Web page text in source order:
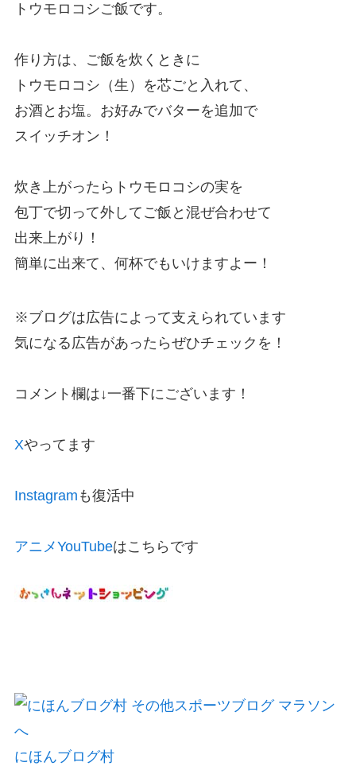
トウモロコシご飯です。
作り方は、ご飯を炊くときに
トウモロコシ（生）を芯ごと入れて、
お酒とお塩。お好みでバターを追加で
スイッチオン！
炊き上がったらトウモロコシの実を
包丁で切って外してご飯と混ぜ合わせて
出来上がり！
簡単に出来て、何杯でもいけますよー！
※ブログは広告によって支えられています
気になる広告があったらぜひチェックを！
コメント欄は↓一番下にございます！
Xやってます
Instagram も復活中
アニメYouTubeはこちらです
にほんブログ村